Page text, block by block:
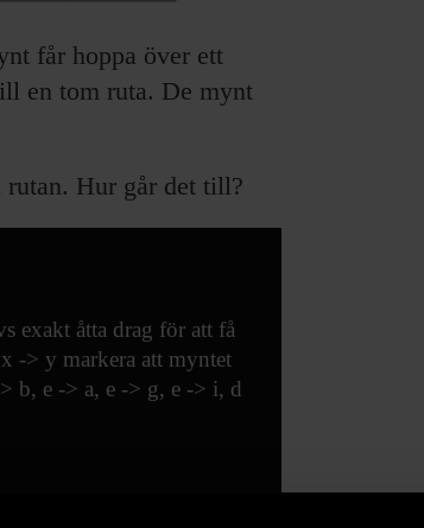
får hoppa över ett
en tom ruta. De mynt
rutan. Hur går det till?
exakt åtta drag för att få
-> y markera att myntet
b, e -> a, e -> g, e -> i, d